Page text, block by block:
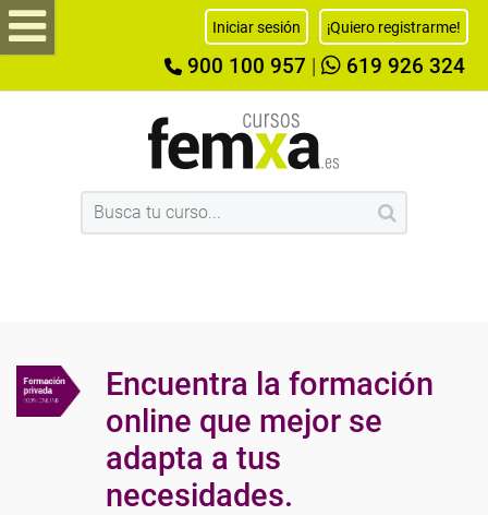
Iniciar sesión ¡Quiero registrarme!
900 100 957 619 926 324
Encuentra la formación
online que mejor se
adapta a tus
necesidades.